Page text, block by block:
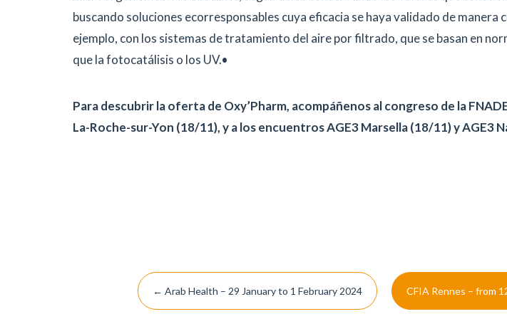
buscando soluciones ecorresponsables cuya eficacia se haya validado de manera
ejemplo, con los sistemas de tratamiento del aire por filtrado, que se basan en
que la fotocatálisis o los UV.•
Para descubrir la oferta de Oxy’Pharm, acompáñenos al congreso de la
La-Roche-sur-Yon (18/11), y a los encuentros AGE3 Marsella (18/11) y AGE3
Post ← Arab Health – 29 January to 1 February 2024 CFIA Rennes – from